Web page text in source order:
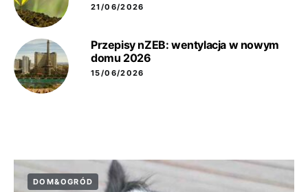
21/06/2026
Przepisy nZEB: wentylacja w nowym
domu 2026
15/06/2026
DOM&OGRÓD